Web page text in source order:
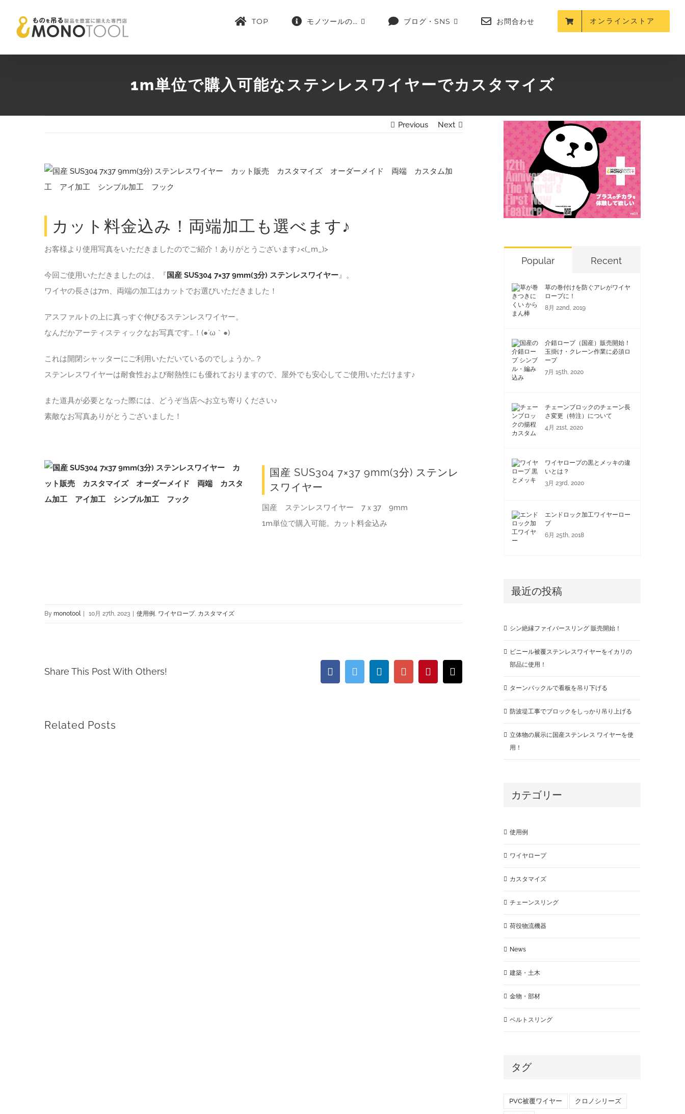
content
TOP モノツールの… ブログ・SNS お問合わせ オンラインストア
1m単位で購入可能なステンレスワイヤーでカスタマイズ
Previous Next
View
Larger
カット料金込み！両端加工も選べます♪
お客様より使用写真をいただきましたのでご紹介！ありがとうございます♪<(_m_)>
今回ご使用いただきましたのは、『国産 SUS304 7×37 9mm(3分) ステンレスワイヤー』。
ワイヤの長さは7m、両端の加工はカットでお選びいただきました！
アスファルトの上に真っすぐ伸びるステンレスワイヤー。
なんだかアーティスティックなお写真です…！(●´ω｀●)
これは開閉シャッターにご利用いただいているのでしょうか…？
ステンレスワイヤーは耐食性および耐熱性にも優れておりますので、屋外でも安心してご使用いただけます♪
また道具が必要となった際には、どうぞ当店へお立ち寄りください♪
素敵なお写真ありがとうございました！
国産 SUS304 7×37 9mm(3分) ステンレ
スワイヤー
国産 ステンレスワイヤー 7ｘ37 9mm
1m単位で購入可能。カット料金込み
By monotool 10月 27th, 2023 使用例, ワイヤロープ, カスタマイズ
Share This Post With Others! FacebookTwitter LinkedinGoogle+Pinterest
Related Posts
Popular Recent
草の巻付けを防ぐアレがワイヤ
ロープに！
8月 22nd, 2019
介錯ロープ（国産）販売開始！
玉掛け・クレーン作業に必須ロ
ープ
7月 15th, 2020
チェーンブロックのチェーン長
さ変更（特注）について
4月 21st, 2020
ワイヤロープの黒とメッキの違
いとは？
3月 23rd, 2020
エンドロック加工ワイヤーロー
プ
6月 25th, 2018
最近の投稿
シン絶縁ファイバースリング 販売開始！
ビニール被覆ステンレスワイヤーをイカリの
部品に使用！
ターンバックルで看板を吊り下げる
防波堤工事でブロックをしっかり吊り上げる
立体物の展示に国産ステンレス ワイヤーを使
用！
カテゴリー
使用例
ワイヤロープ
カスタマイズ
チェーンスリング
荷役物流機器
News
建築・土木
金物・部材
ベルトスリング
タグ
PVC被覆ワイヤー クロノシリーズ